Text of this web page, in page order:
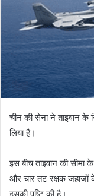
चीन की सेना ने ताइवान
लिया है।
इस बीच ताइवान की
और चार तट रक्षक जहाजों